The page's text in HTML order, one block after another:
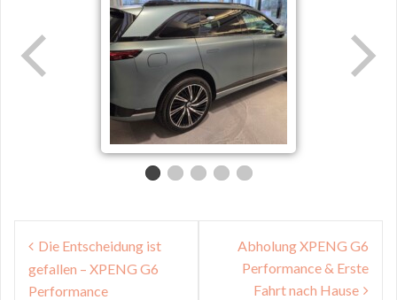
Post
navigation
Die Entscheidung ist
gefallen – XPENG G6
Performance
Abholung XPENG G6
Performance & Erste
Fahrt nach Hause